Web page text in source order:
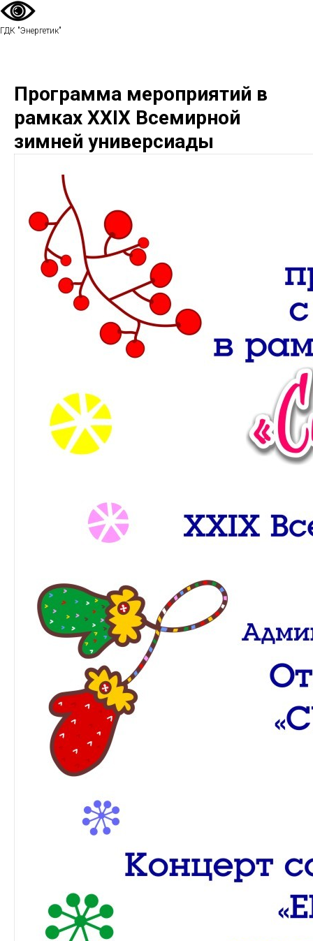
ГДК "Энергетик"
Программа мероприятий в
рамках XXIX Всемирной
зимней универсиады